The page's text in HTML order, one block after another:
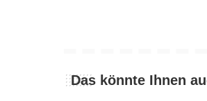
Das könnte Ihnen